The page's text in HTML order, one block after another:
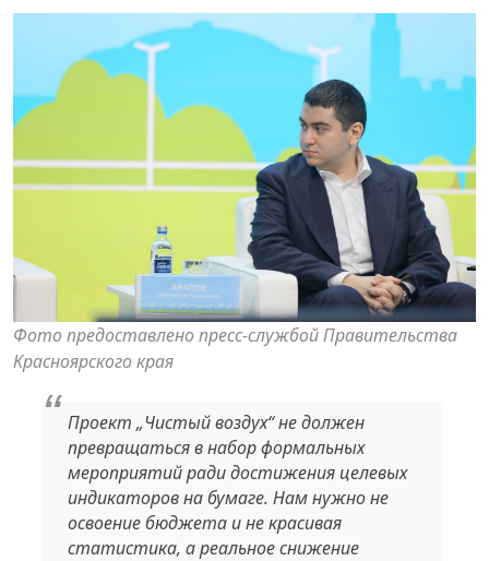
Фото предоставлено пресс-службой Правительства
Красноярского края
Проект „Чистый воздух“ не должен
превращаться в набор формальных
мероприятий ради достижения целевых
индикаторов на бумаге. Нам нужно не
освоение бюджета и не красивая
статистика, а реальное снижение